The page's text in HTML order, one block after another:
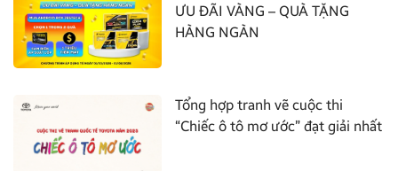
ƯU ĐÃI VÀNG – QUÀ TẶNG
HÀNG NGÀN
Tổng hợp tranh vẽ cuộc thi
“Chiếc ô tô mơ ước” đạt giải nhất